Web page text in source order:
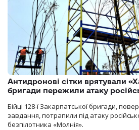
Антидронові сітки врятували
бригади пережили атаку
Бійці 128-ї Закарпатської бригади,
завдання, потрапили під атаку
безпілотника «Молнія».